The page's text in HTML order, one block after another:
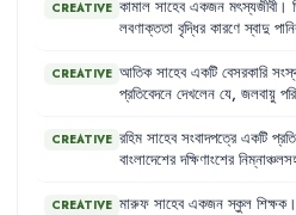
দেখানো হয় যে, শিল্পোন্নত
উন্নয়নশীল দেশগুলোর বনভূমি ধ্বংস
CREATIVE কামাল সাহেব একজন মৎস্যজীবী।
লবণাক্ততা বৃদ্ধির কারণে স্বাদু
প্রবেশ করছে, যা মাছের বসবাসের
পরিবর্তনগুলো তার জীবনযাত্রাকে
CREATIVE আতিক সাহেব একটি বেসরকারি
প্রতিবেদনে দেখলেন যে, জলবায়ু
হয়ে পড়ছে। এর ফলে সেখানে
পাচ্ছে। এছাড়াও, তিনি লক্ষ্য
CREATIVE রহিম সাহেব সংবাদপত্রে একটি
বাংলাদেশের দক্ষিণাংশের
সমস্যার মূল কারণ হিসেবে
CREATIVE মারুফ সাহেব একজন স্কুল শিক্ষক।